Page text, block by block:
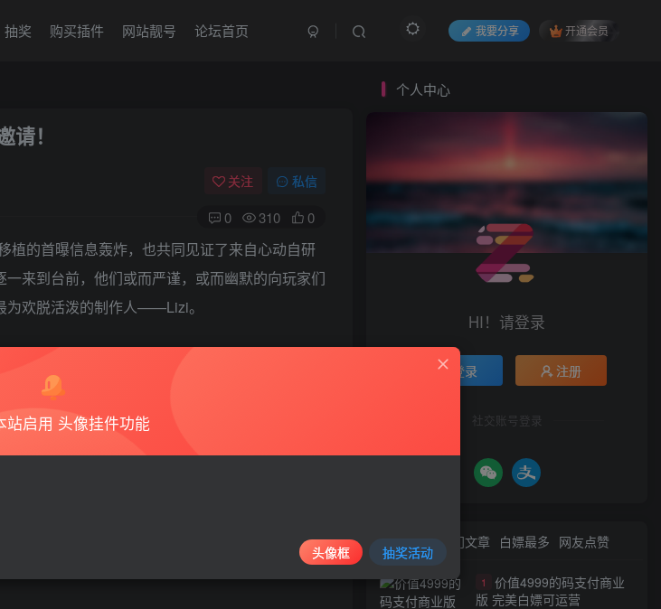
抽奖 购买插件 网站靓号 论坛首页 我要分享 开通会员
！
关注 私信
0 310 0
植的首曝信息轰炸，也共同见证了来自心动自研
来到台前，他们或而严谨，或而幽默的向玩家们
为欢脱活泼的制作人——Lizi。
的性格与笑口常开的形象让不少玩家联想到“邻
游戏同样也继承了这股子欢乐与逗趣的劲头。
生代玩家，还是因为游戏载体的升级普及而导
游戏的爱好者，Lizi与其团队想用自己的双手创
来，而《Flash Party》因此应运而生。
个人中心
HI！请登录
登录 注册
社交账号登录
热门文章 白嫖最多 网友点赞
1
价值4999的码支付商业
版 完美白嫖可运营
站启用 头像挂件功能
头像框 抽奖活动